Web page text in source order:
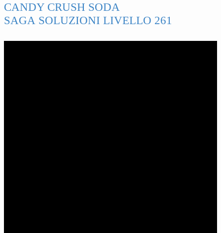
CANDY CRUSH SODA
SAGA SOLUZIONI LIVELLO 261